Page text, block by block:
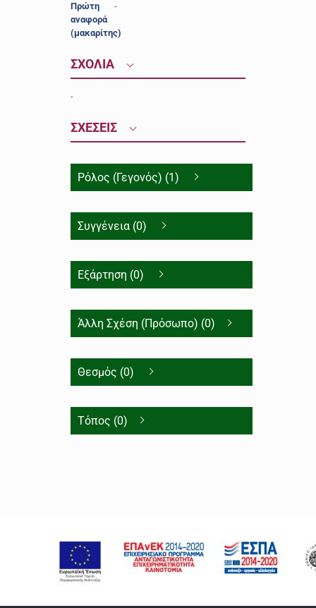
Πρώτη
αναφορά
(μακαρίτης)
-
ΣΧΟΛΙΑ
-
ΣΧΕΣΕΙΣ
Ρόλος (Γεγονός) (1)
Συγγένεια (0)
Εξάρτηση (0)
Άλλη Σχέση (Πρόσωπο) (0)
Θεσμός (0)
Τόπος (0)